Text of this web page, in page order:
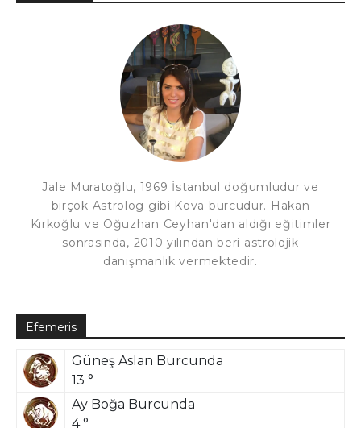
Jale Muratoğlu, 1969 İstanbul doğumludur ve
birçok Astrolog gibi Kova burcudur. Hakan
Kırkoğlu ve Oğuzhan Ceyhan'dan aldığı eğitimler
sonrasında, 2010 yılından beri astrolojik
danışmanlık vermektedir.
Efemeris
Güneş Aslan Burcunda
13 °
Ay Boğa Burcunda
4 °